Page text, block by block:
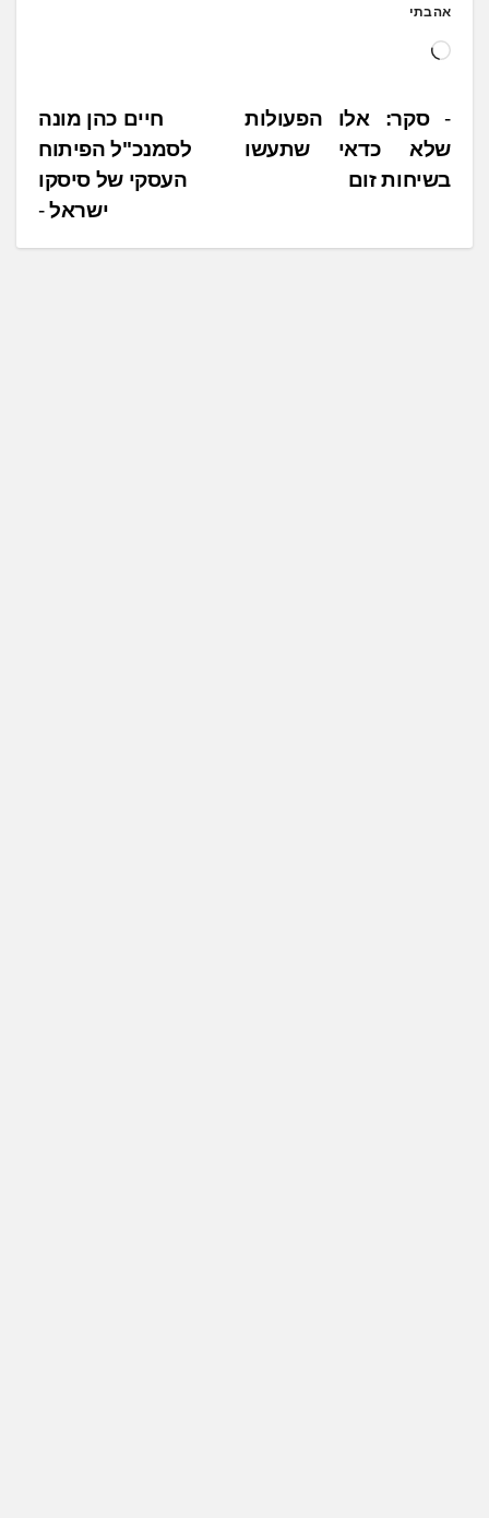
אהבתי
ט
ע
ן
.
נ
י
ו
חיים כהן מונה
לסמנכ"ל הפיתוח
העסקי של סיסקו
ישראל
סקר: אלו הפעולות
שלא כדאי שתעשו
בשיחות זום